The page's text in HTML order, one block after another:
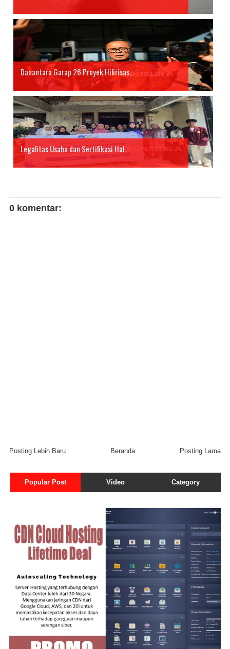
Danantara Garap 26 Proyek Hilirisas...
Legalitas Usaha dan Sertifikasi Hal...
0 komentar:
Posting Lebih Baru Posting Lama
Beranda
Popular Post Video Category